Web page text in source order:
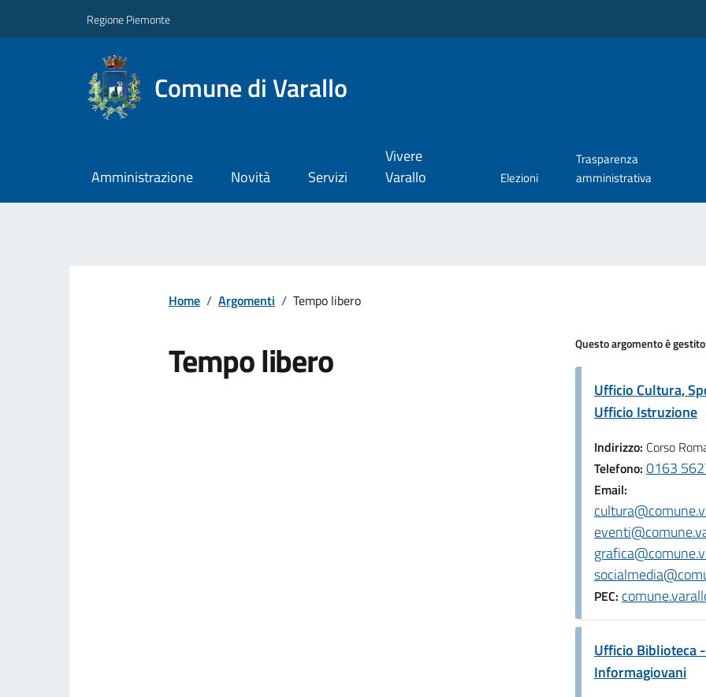
Regione Piemonte
Comune di Varallo
Amministrazione Novità Servizi
Vivere
Varallo
Elezioni
Trasparenza
amministrativa
Home / Argomenti / Tempo libero
Tempo libero Questo argomento è
Ufficio Cultura,
Ufficio Istruzione
Indirizzo: Corso
Telefono: 0163
Email:
PEC:
Ufficio Biblioteca
Informagiovani